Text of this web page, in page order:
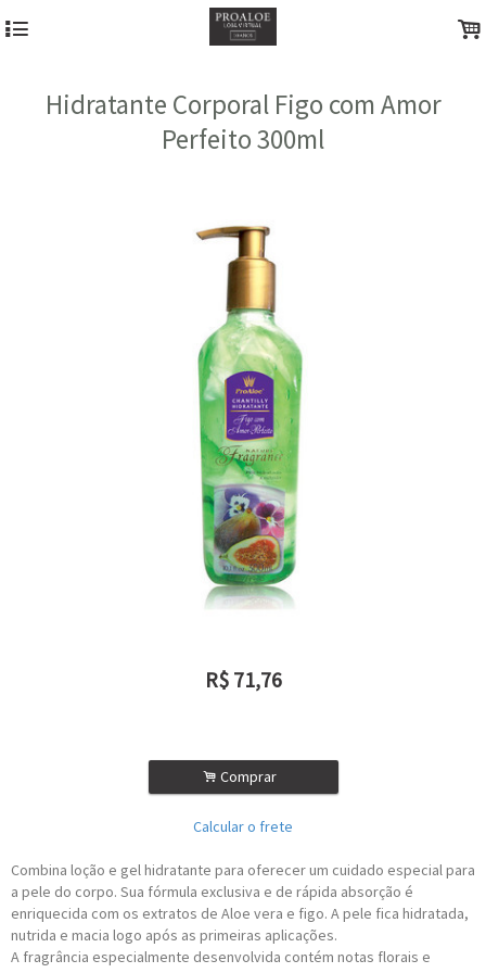
4 .
Hidratante Corporal Figo com Amor
Perfeito 300ml
R$ 71,76
. Comprar
Calcular o frete
Combina loção e gel hidratante para oferecer um cuidado especial para
a pele do corpo. Sua fórmula exclusiva e de rápida absorção é
enriquecida com os extratos de Aloe vera e figo. A pele fica hidratada,
nutrida e macia logo após as primeiras aplicações.
A fragrância especialmente desenvolvida contém notas florais e